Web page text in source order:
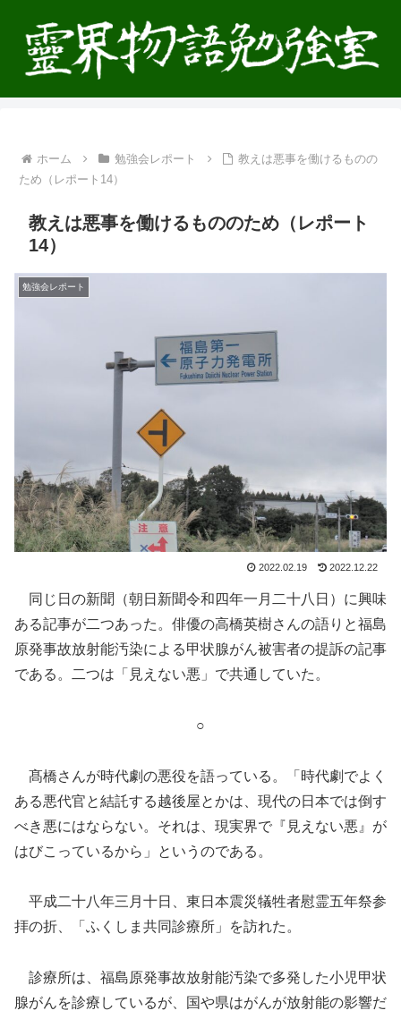
ホーム 勉強会レポート
教えは悪事を働けるものの
ため（レポート14）
教えは悪事を働けるもののため（レポート
14）
勉強会レポート
2022.02.19 2022.12.22
同じ日の新聞（朝日新聞令和四年一月二十八日）に興味
ある記事が二つあった。俳優の高橋英樹さんの語りと福島
原発事故放射能汚染による甲状腺がん被害者の提訴の記事
である。二つは「見えない悪」で共通していた。
○
髙橋さんが時代劇の悪役を語っている。「時代劇でよく
ある悪代官と結託する越後屋とかは、現代の日本では倒す
べき悪にはならない。それは、現実界で『見えない悪』が
はびこっているから」というのである。
平成二十八年三月十日、東日本震災犠牲者慰霊五年祭参
拝の折、「ふくしま共同診療所」を訪れた。
診療所は、福島原発事故放射能汚染で多発した小児甲状
腺がんを診療しているが、国や県はがんが放射能の影響だ